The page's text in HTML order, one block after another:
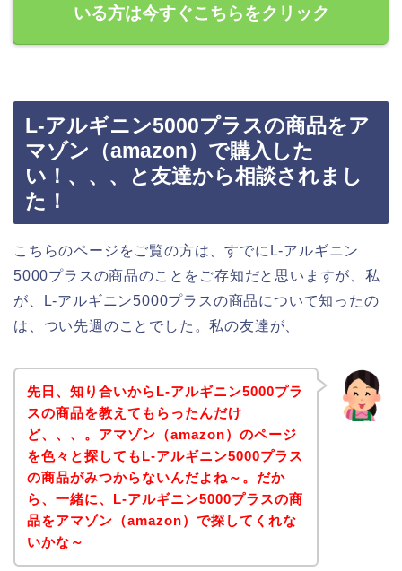
いる方は今すぐこちらをクリック
L-アルギニン5000プラスの商品をア
マゾン（amazon）で購入した
い！、、、と友達から相談されまし
た！
こちらのページをご覧の方は、すでにL-アルギニン
5000プラスの商品のことをご存知だと思いますが、私
が、L-アルギニン5000プラスの商品について知ったの
は、つい先週のことでした。私の友達が、
先日、知り合いからL-アルギニン5000プラ
スの商品を教えてもらったんだけ
ど、、、。アマゾン（amazon）のページ
を色々と探してもL-アルギニン5000プラス
の商品がみつからないんだよね～。だか
ら、一緒に、L-アルギニン5000プラスの商
品をアマゾン（amazon）で探してくれな
いかな～